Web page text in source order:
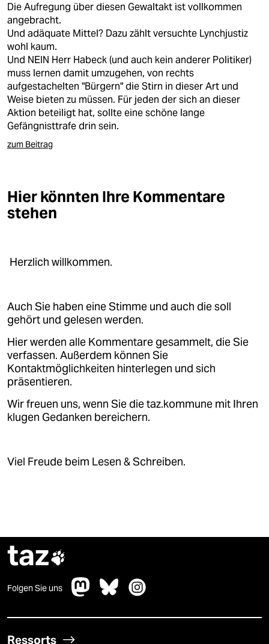
Die Aufregung über diesen Gewaltakt ist vollkommen
angebracht.
Und adäquate Mittel? Dazu zählt versuchte Lynchjustiz
wohl kaum.
Und NEIN Herr Habeck (und auch kein anderer Politiker)
muss lernen damit umzugehen, von rechts
aufgestachelten "Bürgern" die Stirn in dieser Art und
Weise bieten zu müssen. Für jeden der sich an dieser
Aktion beteiligt hat, sollte eine schöne lange
Gefängnisttrafe drin sein.
zum Beitrag
Hier könnten Ihre Kommentare
stehen
Herzlich willkommen.
Auch Sie haben eine Stimme und auch die soll
gehört und gelesen werden.
Hier werden alle Kommentare gesammelt, die Sie
verfassen. Außerdem können Sie
Kontaktmöglichkeiten hinterlegen und sich
präsentieren.
Wir freuen uns, wenn Sie die taz.kommune mit Ihren
klugen Gedanken bereichern.
Viel Freude beim Lesen & Schreiben.
taz
Folgen Sie uns
Ressorts